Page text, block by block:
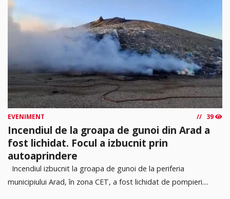
EVENIMENT 39
Incendiul de la groapa de gunoi din Arad a
fost lichidat. Focul a izbucnit prin
autoaprindere
Incendiul izbucnit la groapa de gunoi de la periferia
municipiului Arad, în zona CET, a fost lichidat de pompieri....